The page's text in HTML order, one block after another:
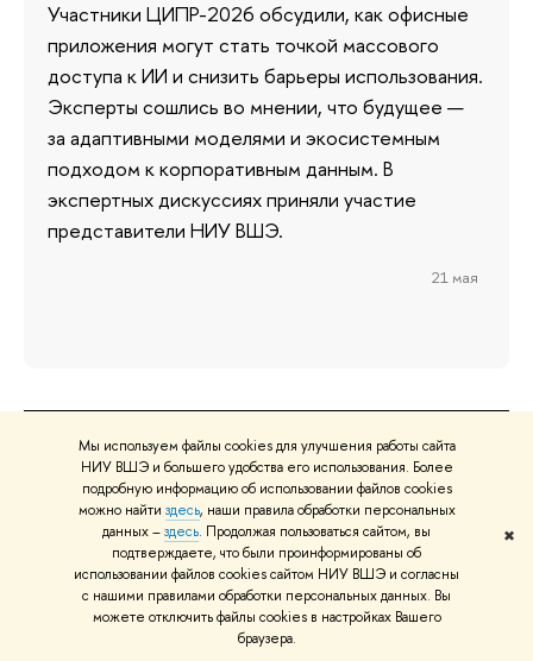
Мы используем файлы cookies для улучшения работы сайта
НИУ ВШЭ и большего удобства его использования. Более
подробную информацию об использовании файлов cookies
можно найти здесь, наши правила обработки персональных
данных –здесь. Продолжая пользоваться сайтом, вы
подтверждаете, что были проинформированы об
использовании файлов cookies сайтом НИУ ВШЭ и согласны
с нашими правилами обработки персональных данных. Вы
можете отключить файлы cookies в настройках Вашего
браузера.
✖
Участники ЦИПР-2026 обсудили, как офисные
приложения могут стать точкой массового
доступа к ИИ и снизить барьеры использования.
Эксперты сошлись во мнении, что будущее —
за адаптивными моделями и экосистемным
подходом к корпоративным данным. В
экспертных дискуссиях приняли участие
представители НИУ ВШЭ.
21 мая
О ВЫШКЕ
Цифры и факты
Руководство и структура
Устойчивое развитие в НИУ ВШЭ
Преподаватели и сотрудники
Корпуса и общежития